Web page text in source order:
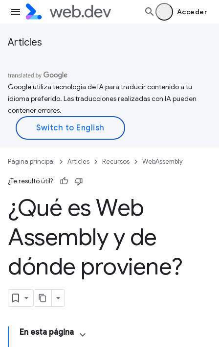
Acceder
Articles
Google utiliza tecnología de IA para traducir contenido a tu
idioma preferido. Las traducciones realizadas con IA pueden
contener errores.
Página principal Articles Recursos WebAssembly
¿Te resultó útil?
¿Qué es Web
Assembly y de
dónde proviene?
En esta página